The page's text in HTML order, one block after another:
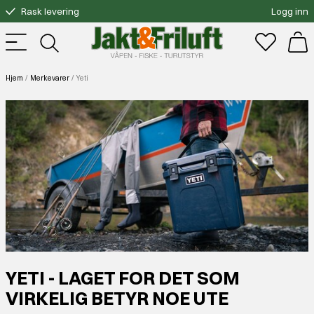
Rask levering
Gratis bytte
Fri frakt over 3000.-
Logg inn
Hjem Merkevarer Yeti
YETI - LAGET FOR DET SOM
VIRKELIG BETYR NOE UTE